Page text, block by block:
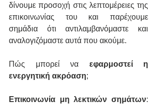
δίνουμε προσοχή στις λεπτομέρειες της
επικοινωνίας του και παρέχουμε
σημάδια ότι αντιλαμβανόμαστε και
αναλογιζόμαστε αυτά που ακούμε.
Πώς μπορεί να εφαρμοστεί η
ενεργητική ακρόαση;
Επικοινωνία μη λεκτικών σημάτων: